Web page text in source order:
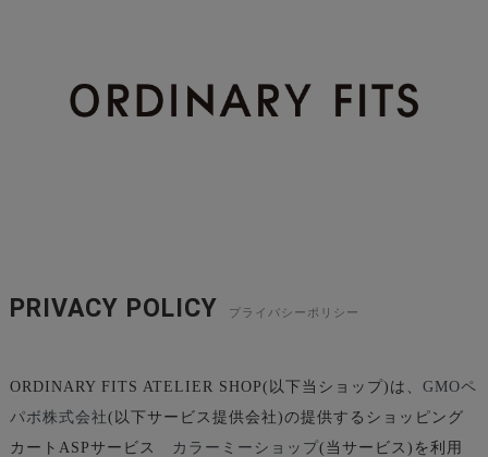
PRIVACY POLICY プライバシーポリシー
ORDINARY FITS ATELIER SHOP(以下当ショップ)は、 GMOペ
パボ株式会社(以下サービス提供会社)の提供するショッピング
カートASPサービス
カラーミーショップ(当サービス)を利用